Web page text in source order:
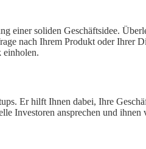
einer soliden Geschäftsidee.
nach Ihrem Produkt oder Ihrer
einholen.
Er hilft Ihnen dabei, Ihre
Investoren ansprechen und